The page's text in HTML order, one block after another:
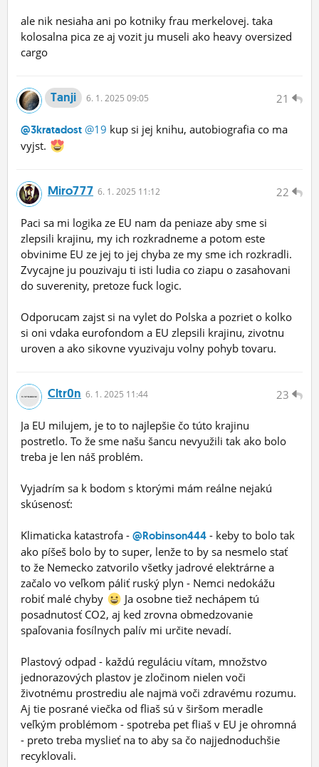
ale nik nesiaha ani po kotniky frau merkelovej. taka
kolosalna pica ze aj vozit ju museli ako heavy oversized
cargo
21
Tanji 6. 1. 2025 09:05
@3kratadost @19 kup si jej knihu, autobiografia co ma
vyjst.
22
Miro777 6. 1. 2025 11:12
Paci sa mi logika ze EU nam da peniaze aby sme si
zlepsili krajinu, my ich rozkradneme a potom este
obvinime EU ze jej to jej chyba ze my sme ich rozkradli.
Zvycajne ju pouzivaju ti isti ludia co ziapu o zasahovani
do suverenity, pretoze fuck logic.
Odporucam zajst si na vylet do Polska a pozriet o kolko
si oni vdaka eurofondom a EU zlepsili krajinu, zivotnu
uroven a ako sikovne vyuzivaju volny pohyb tovaru.
23
Cltr0n 6. 1. 2025 11:44
Ja EU milujem, je to to najlepšie čo túto krajinu
postretlo. To že sme našu šancu nevyužili tak ako bolo
treba je len náš problém.
Vyjadrím sa k bodom s ktorými mám reálne nejakú
skúsenosť:
Klimaticka katastrofa - @Robinson444 - keby to bolo tak
ako píšeš bolo by to super, lenže to by sa nesmelo stať
to že Nemecko zatvorilo všetky jadrové elektrárne a
začalo vo veľkom páliť ruský plyn - Nemci nedokážu
robiť malé chyby
Ja osobne tiež nechápem tú
posadnutosť CO2, aj ked zrovna obmedzovanie
spaľovania fosílnych palív mi určite nevadí.
Plastový odpad - každú reguláciu vítam, množstvo
jednorazových plastov je zločinom nielen voči
životnému prostrediu ale najmä voči zdravému rozumu.
Aj tie posrané viečka od fliaš sú v širšom meradle
veľkým problémom - spotreba pet fliaš v EU je ohromná
- preto treba myslieť na to aby sa čo najjednoduchšie
recyklovali.